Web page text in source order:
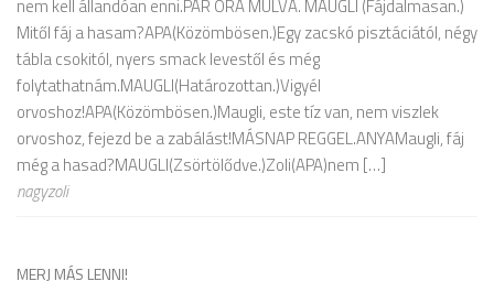
nem kell állandóan enni.PÁR ÓRA MÚLVA. MAUGLI (Fájdalmasan.)
Mitől fáj a hasam?APA(Közömbösen.)Egy zacskó pisztáciától, négy
tábla csokitól, nyers smack levestől és még
folytathatnám.MAUGLI(Határozottan.)Vigyél
orvoshoz!APA(Közömbösen.)Maugli, este tíz van, nem viszlek
orvoshoz, fejezd be a zabálást!MÁSNAP REGGEL.ANYAMaugli, fáj
még a hasad?MAUGLI(Zsörtölődve.)Zoli(APA)nem […]
nagyzoli
MERJ MÁS LENNI!